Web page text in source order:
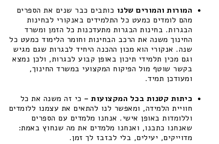
המורות והמורים שלנו כותבים כבר שנים את הספרים
מהם לומדים כמעט כל התלמידים באנקורי לבחינות
הבגרות. בחינות הבגרות מתעדכנות כל הזמן ומשרד
החינוך משנה את הרכב הבחינות וחומר הלימוד כמעט כל
שנה. אנקורי הוא מכון ההכנה היחיד לבגרות שגם מגיש
וגם מכין תלמידי תיכון באופן קבוע לבגרות, ולכן נמצא
בקשר שוטף מול הפיקוח המקצועי במשרד החינוך,
ומעודכן תמיד.
כיתות קטנות בכל המקצועות – כי זה משנה את כל
חוויית הלמידה, ומאפשר לנו להתאים את עצמנו ללומדים
וללומדות באופן אישי. אנחנו מלמדים עם הספרים
שאנחנו כתבנו, ואנחנו מלמדים את מה שנחוץ באמת:
מדוייקים, יעילים, בלי לבזבז לך זמן.